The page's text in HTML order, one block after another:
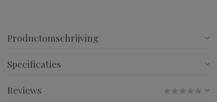
Productomschrijving
Specificaties
Reviews